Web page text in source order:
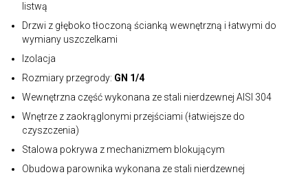
listwą
Drzwi z głęboko tłoczoną ścianką wewnętrzną i łatwymi do
wymiany uszczelkami
Izolacja
Rozmiary przegrody: GN 1/4
Wewnętrzna część wykonana ze stali nierdzewnej AISI 304
Wnętrze z zaokrąglonymi przejściami (łatwiejsze do
czyszczenia)
Stalowa pokrywa z mechanizmem blokującym
Obudowa parownika wykonana ze stali nierdzewnej